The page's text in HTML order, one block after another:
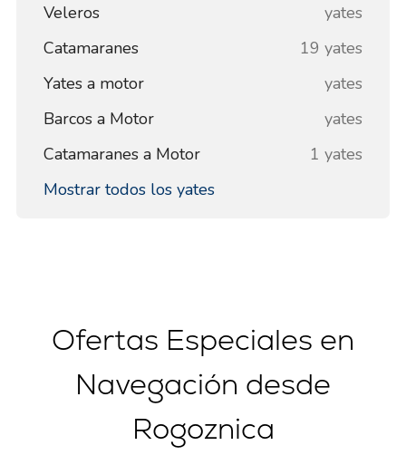
Veleros
yates
Catamaranes
19 yates
Yates a motor
yates
Barcos a Motor
yates
Catamaranes a Motor
1 yates
Mostrar todos los yates
Ofertas Especiales en
Navegación desde
Rogoznica